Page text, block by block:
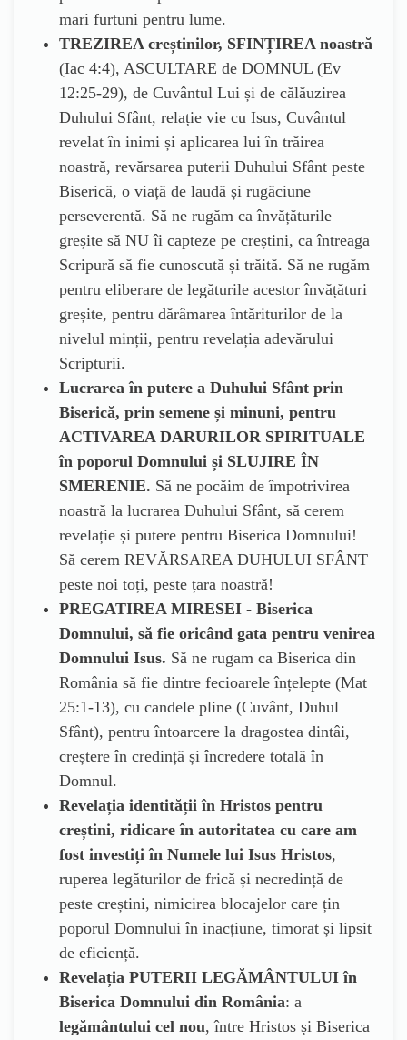
mari furtuni pentru lume.
TREZIREA creștinilor, SFINȚIREA noastră
(Iac 4:4), ASCULTARE de DOMNUL (Ev
12:25-29), de Cuvântul Lui și de călăuzirea
Duhului Sfânt, relație vie cu Isus, Cuvântul
revelat în inimi și aplicarea lui în trăirea
noastră, revărsarea puterii Duhului Sfânt peste
Biserică, o viață de laudă și rugăciune
perseverentă. Să ne rugăm ca învățăturile
greșite să NU îi capteze pe creștini, ca întreaga
Scripură să fie cunoscută și trăită. Să ne rugăm
pentru eliberare de legăturile acestor învățături
greșite, pentru dărâmarea întăriturilor de la
nivelul minții, pentru revelația adevărului
Scripturii.
Lucrarea în putere a Duhului Sfânt prin
Biserică, prin semene și minuni, pentru
ACTIVAREA DARURILOR SPIRITUALE
în poporul Domnului și SLUJIRE ÎN
SMERENIE. Să ne pocăim de împotrivirea
noastră la lucrarea Duhului Sfânt, să cerem
revelație și putere pentru Biserica Domnului!
Să cerem REVĂRSAREA DUHULUI SFÂNT
peste noi toți, peste țara noastră!
PREGATIREA MIRESEI - Biserica
Domnului, să fie oricând gata pentru venirea
Domnului Isus. Să ne rugam ca Biserica din
România să fie dintre fecioarele înțelepte (Mat
25:1-13), cu candele pline (Cuvânt, Duhul
Sfânt), pentru întoarcere la dragostea dintâi,
creștere în credință și încredere totală în
Domnul.
Revelația identității în Hristos pentru
creștini, ridicare în autoritatea cu care am
fost investiți în Numele lui Isus Hristos,
ruperea legăturilor de frică și necredință de
peste creștini, nimicirea blocajelor care țin
poporul Domnului în inacțiune, timorat și lipsit
de eficiență.
Revelația PUTERII LEGĂMÂNTULUI în
Biserica Domnului din România: a
legământului cel nou, între Hristos și Biserica